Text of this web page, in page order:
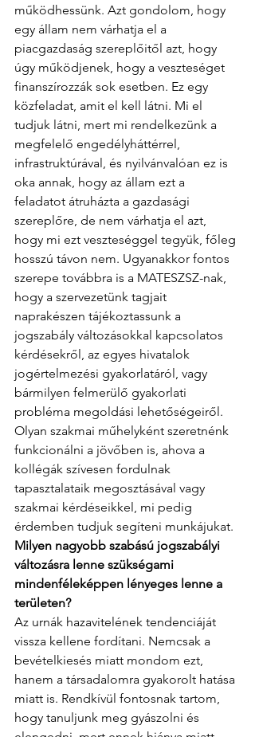
működhessünk. Azt gondolom, hogy
egy állam nem várhatja el a
piacgazdaság szereplőitől azt, hogy
úgy működjenek, hogy a veszteséget
finanszírozzák sok esetben. Ez egy
közfeladat, amit el kell látni. Mi el
tudjuk látni, mert mi rendelkezünk a
megfelelő engedélyháttérrel,
infrastruktúrával, és nyilvánvalóan ez is
oka annak, hogy az állam ezt a
feladatot átruházta a gazdasági
szereplőre, de nem várhatja el azt,
hogy mi ezt veszteséggel tegyük, főleg
hosszú távon nem. Ugyanakkor fontos
szerepe továbbra is a MATESZSZ-nak,
hogy a szervezetünk tagjait
naprakészen tájékoztassunk a
jogszabály változásokkal kapcsolatos
kérdésekről, az egyes hivatalok
jogértelmezési gyakorlatáról, vagy
bármilyen felmerülő gyakorlati
probléma megoldási lehetőségeiről.
Olyan szakmai műhelyként szeretnénk
funkcionálni a jövőben is, ahova a
kollégák szívesen fordulnak
tapasztalataik megosztásával vagy
szakmai kérdéseikkel, mi pedig
érdemben tudjuk segíteni munkájukat.
Milyen nagyobb szabású jogszabályi
változásra lenne szükségami
mindenféleképpen lényeges lenne a
területen?
Az urnák hazavitelének tendenciáját
vissza kellene fordítani. Nemcsak a
bevételkiesés miatt mondom ezt,
hanem a társadalomra gyakorolt hatása
miatt is. Rendkívül fontosnak tartom,
hogy tanuljunk meg gyászolni és